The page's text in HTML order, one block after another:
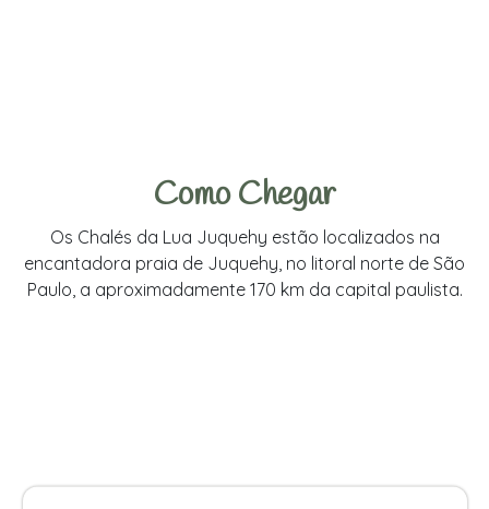
Como Chegar
Os Chalés da Lua Juquehy estão localizados na
encantadora praia de Juquehy, no litoral norte de São
Paulo, a aproximadamente 170 km da capital paulista.